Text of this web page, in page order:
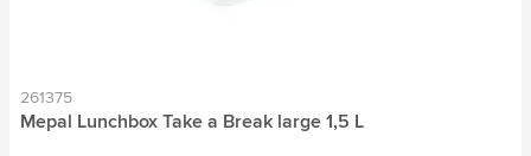
261375
Mepal Lunchbox Take a Break large 1,5 L